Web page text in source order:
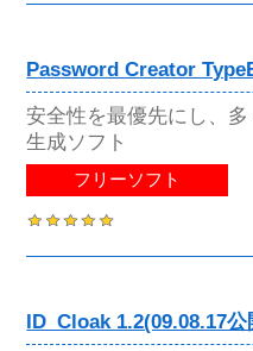
Password Creator
安全性を最優先にし、
生成ソフト
フリーソフト
ID_Cloak 1.2(09.08.17公